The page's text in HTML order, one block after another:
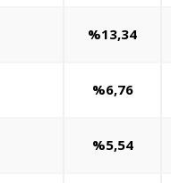
%13,34
%6,76
%5,54